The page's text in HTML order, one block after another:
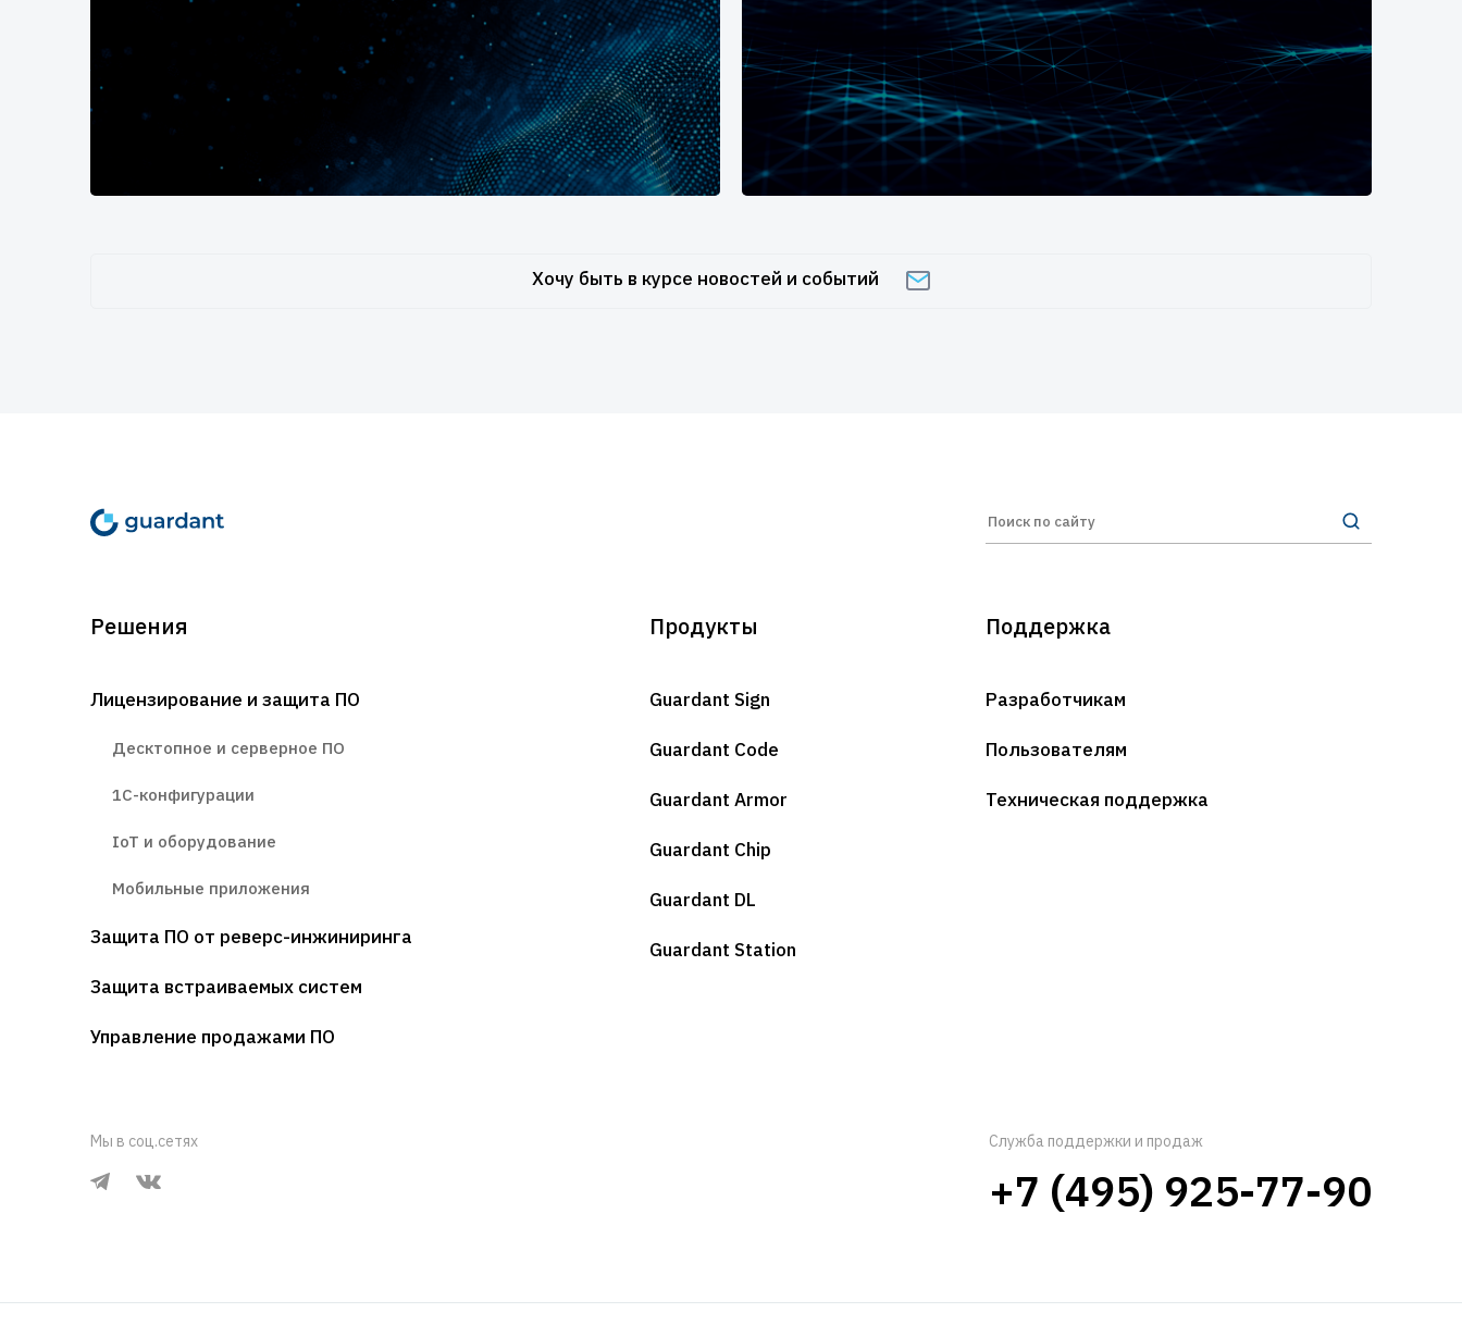
Хочу быть в курсе новостей и событий
Решения
Лицензирование и защита ПО
Десктопное и серверное ПО
1С-конфигурации
IoT и оборудование
Мобильные приложения
Защита ПО от реверс-инжиниринга
Защита встраиваемых систем
Управление продажами ПО
Продукты
Guardant Sign
Guardant Code
Guardant Armor
Guardant Chip
Guardant DL
Guardant Station
Поддержка
Разработчикам
Пользователям
Техническая поддержка
Мы в соц.сетях Служба поддержки и продаж
+7 (495) 925-77-90